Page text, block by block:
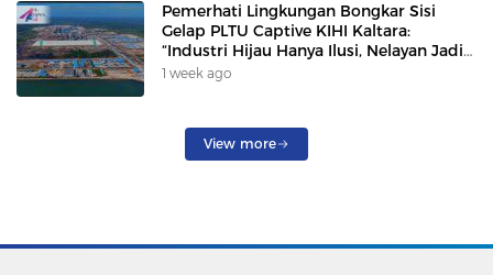
Pemerhati Lingkungan Bongkar Sisi
Gelap PLTU Captive KIHI Kaltara:
“Industri Hijau Hanya Ilusi, Nelayan Jadi
Korban”
1 week ago
View more